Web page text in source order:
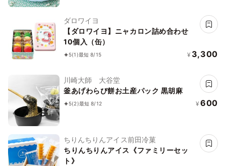
ダロワイヨ
【ダロワイヨ】ニャカロン詰め合わせ
10個入（缶）
5(1)最短 8/15 ¥ 3,300
川崎大師 大谷堂
釜あげわらび餅お土産パック 黒胡麻
5(2)最短 8/12 ¥ 600
ちりんちりんアイス前田冷菓
ちりんちりんアイス《ファミリーセッ
ト》